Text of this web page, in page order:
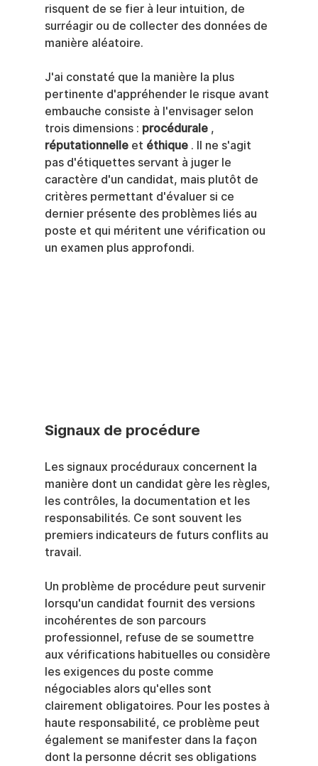
risquent de se fier à leur intuition, de
surréagir ou de collecter des données de
manière aléatoire.
J'ai constaté que la manière la plus
pertinente d'appréhender le risque avant
embauche consiste à l'envisager selon
trois dimensions : procédurale ,
réputationnelle et éthique . Il ne s'agit
pas d'étiquettes servant à juger le
caractère d'un candidat, mais plutôt de
critères permettant d'évaluer si ce
dernier présente des problèmes liés au
poste et qui méritent une vérification ou
un examen plus approfondi.
Signaux de procédure
Les signaux procéduraux concernent la
manière dont un candidat gère les règles,
les contrôles, la documentation et les
responsabilités. Ce sont souvent les
premiers indicateurs de futurs conflits au
travail.
Un problème de procédure peut survenir
lorsqu'un candidat fournit des versions
incohérentes de son parcours
professionnel, refuse de se soumettre
aux vérifications habituelles ou considère
les exigences du poste comme
négociables alors qu'elles sont
clairement obligatoires. Pour les postes à
haute responsabilité, ce problème peut
également se manifester dans la façon
dont la personne décrit ses obligations